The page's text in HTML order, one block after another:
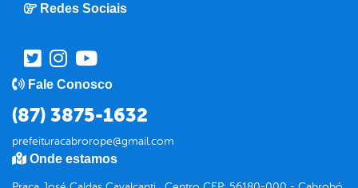
Redes Sociais
Fale Conosco
(87) 3875-1632
prefeituracabrorope@gmail.com
Onde estamos